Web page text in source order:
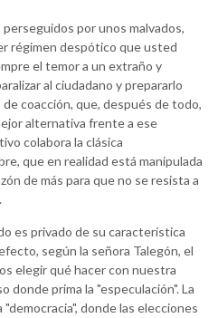
perseguidos por unos malvados,
régimen despótico que usted
el temor a un extraño y
al ciudadano y prepararlo
coacción, que, después de todo,
alternativa frente a ese
colabora la clásica
que en realidad está manipulada
de más para que no se resista a
es privado de su característica
según la señora Talegón, el
elegir qué hacer con nuestra
donde prima la "especulación". La
donde las elecciones